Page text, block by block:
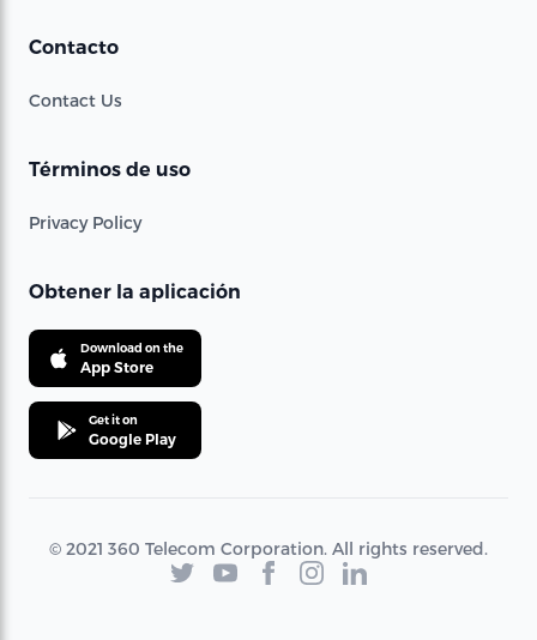
Contacto
Contact Us
Términos de uso
Privacy Policy
Obtener la aplicación
Download on the
App Store
Get it on
Google Play
© 2021 360 Telecom Corporation. All rights reserved.